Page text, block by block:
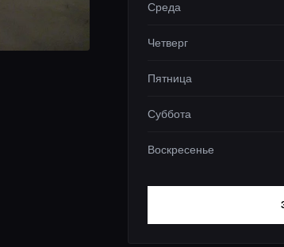
Среда
Четверг
Пятница
Суббота
Воскресенье